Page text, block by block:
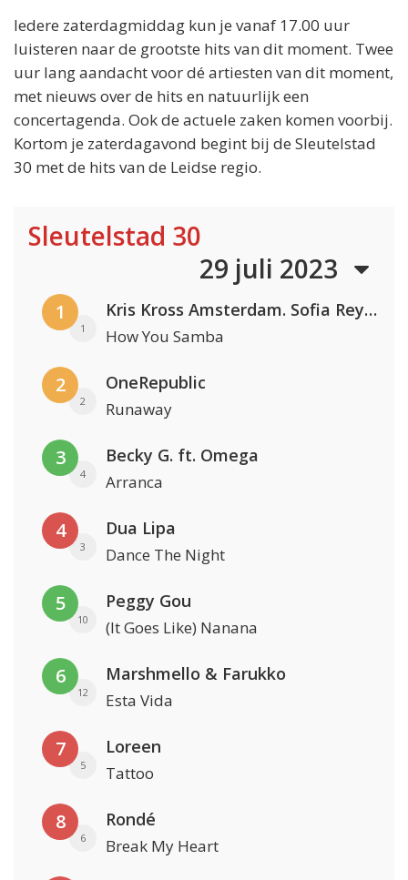
Iedere zaterdagmiddag kun je vanaf 17.00 uur
luisteren naar de grootste hits van dit moment. Twee
uur lang aandacht voor dé artiesten van dit moment,
met nieuws over de hits en natuurlijk een
concertagenda. Ook de actuele zaken komen voorbij.
Kortom je zaterdagavond begint bij de Sleutelstad
30 met de hits van de Leidse regio.
Sleutelstad 30
29 juli 2023
1
1
Kris Kross Amsterdam. Sofia Reyes & Tinie Tempah
How You Samba
2
2
OneRepublic
Runaway
3
4
Becky G. ft. Omega
Arranca
4
3
Dua Lipa
Dance The Night
5
10
Peggy Gou
(It Goes Like) Nanana
6
12
Marshmello & Farukko
Esta Vida
7
5
Loreen
Tattoo
8
6
Rondé
Break My Heart